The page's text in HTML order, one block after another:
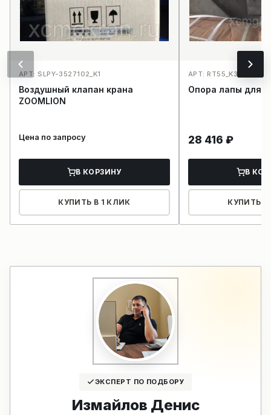
АРТ: SLPY-3527102_K1
Воздушный клапан крана
ZOOMLION
Цена по запросу
В КОРЗИНУ
КУПИТЬ В 1 КЛИК
АРТ: RT55_K34
Опора лапы для
28 416 ₽
В
КУПИТЬ В
ЭКСПЕРТ ПО ПОДБОРУ
Измайлов Денис